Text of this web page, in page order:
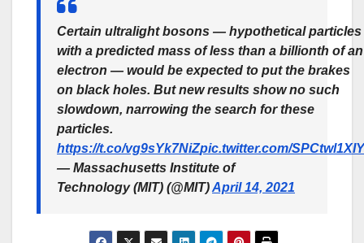
Certain ultralight bosons — hypothetical particles
with a predicted mass of less than a billionth of an
electron — would be expected to put the brakes
on black holes. But new results show no such
slowdown, narrowing the search for these
particles.
https://t.co/vg9sYk7NiZpic.twitter.com/SPCtwl1XIY
— Massachusetts Institute of
Technology (MIT) (@MIT)April 14, 2021